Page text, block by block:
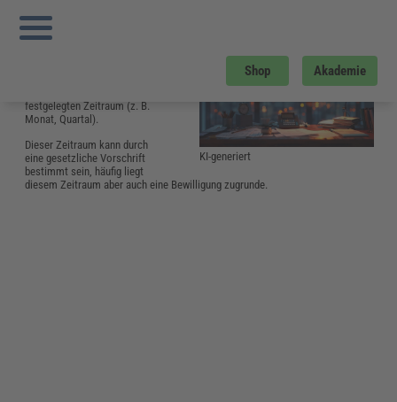
Shop Akademie
Sie sind hier:
Abrechnungszeitraum
KI-generiert
festgelegten Zeitraum (z. B.
Monat, Quartal).
Dieser Zeitraum kann durch
eine gesetzliche Vorschrift
bestimmt sein, häufig liegt
diesem Zeitraum aber auch eine Bewilligung zugrunde.